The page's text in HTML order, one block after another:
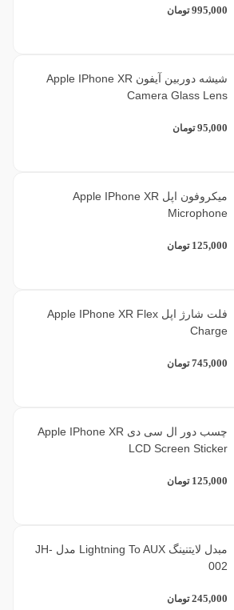
995,000 تومان
شیشه دوربین آیفون Apple IPhone XR
Camera Glass Lens
95,000 تومان
میکروفون اپل Apple IPhone XR
Microphone
125,000 تومان
فلت شارژ اپل Apple IPhone XR Flex
Charge
745,000 تومان
چسب دور ال سی دی Apple IPhone XR
LCD Screen Sticker
125,000 تومان
مبدل لایتنینگ Lightning To AUX مدل JH-
002
245,000 تومان